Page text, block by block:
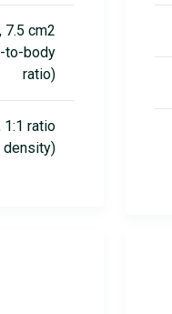
7.5 cm2
to-body
ratio)
1:1 ratio